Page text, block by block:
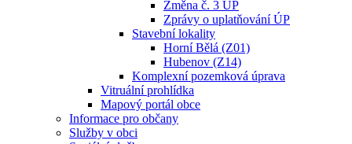
Změna č. 3 ÚP
Zprávy o uplatňování ÚP
Stavební lokality
Horní Bělá (Z01)
Hubenov (Z14)
Komplexní pozemková úprava
Vitruální prohlídka
Mapový portál obce
Informace pro občany
Služby v obci